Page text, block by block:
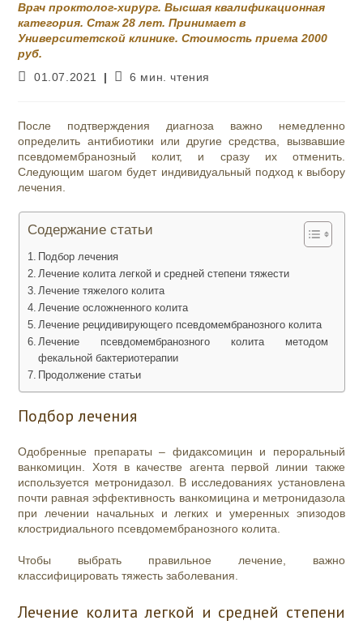
Врач проктолог-хирург. Высшая квалификационная
категория. Стаж 28 лет. Принимает в
Университетской клинике. Стоимость приема 2000
руб.
Запись
01.07.2021
Время
6 мин. чтения
После подтверждения диагноза важно немедленно
определить антибиотики или другие средства, вызвавшие
псевдомембранозный колит, и сразу их отменить.
Следующим шагом будет индивидуальный подход к выбору
лечения.
Содержание статьи
Подбор лечения
Лечение колита легкой и средней степени тяжести
Лечение тяжелого колита
Лечение осложненного колита
Лечение рецидивирующего псевдомембранозного колита
Лечение псевдомембранозного колита методом
фекальной бактериотерапии
Продолжение статьи
Подбор лечения
Одобренные препараты – фидаксомицин и пероральный
ванкомицин. Хотя в качестве агента первой линии также
используется метронидазол. В исследованиях установлена
почти равная эффективность ванкомицина и метронидазола
при лечении начальных и легких и умеренных эпизодов
клостридиального псевдомембранозного колита.
Чтобы выбрать правильное лечение, важно
классифицировать тяжесть заболевания.
Лечение колита легкой и средней степени